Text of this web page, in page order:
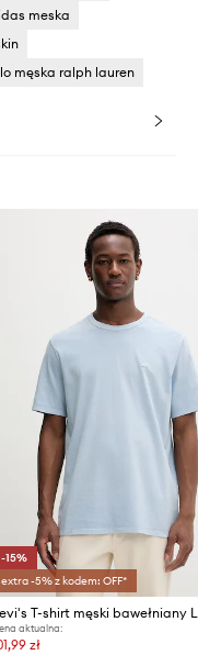
meska
męska ralph lauren
-15%
extra -5% z kodem: OFF*
aktualna:
zł